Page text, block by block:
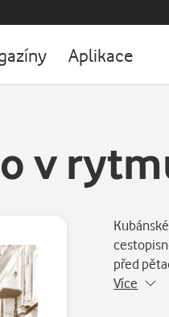
Aplikace
v
před
Více